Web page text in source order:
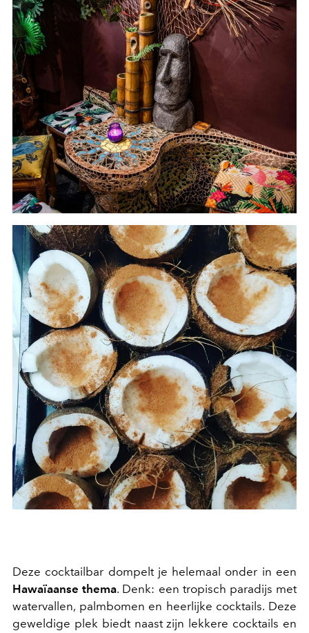
Deze cocktailbar dompelt je helemaal onder in een
Hawaïaanse thema. Denk: een tropisch paradijs met
watervallen, palmbomen en heerlijke cocktails. Deze
geweldige plek biedt naast zijn lekkere cocktails en